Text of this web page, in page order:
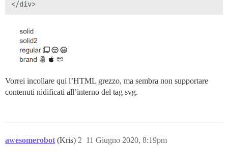
Vorrei incollare qui l’HTML grezzo, ma sembra non supportare
contenuti nidificati all’interno del tag svg.
awesomerobot (Kris) 11 Giugno 2020, 8:19pm
2